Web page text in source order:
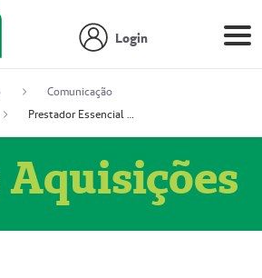
Login
Comunicação
Prestador Essencial Gestão em Saúde Ereli (51004354-7)
Aquisições